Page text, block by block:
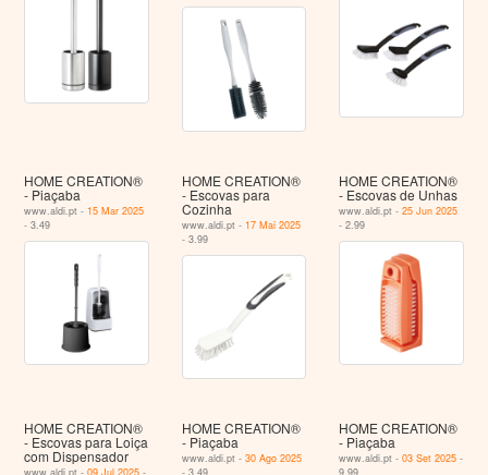
HOME CREATION®
- Piaçaba
www.aldi.pt - 15 Mar 2025
- 3.49
HOME CREATION®
- Escovas para
Cozinha
www.aldi.pt - 17 Mai 2025
- 3.99
HOME CREATION®
- Escovas de Unhas
www.aldi.pt -25 Jun 2025
- 2.99
HOME CREATION®
- Escovas para Loiça
com Dispensador
HOME CREATION®
- Piaçaba
www.aldi.pt - 30 Ago 2025
HOME CREATION®
- Piaçaba
www.aldi.pt -03 Set 2025 -